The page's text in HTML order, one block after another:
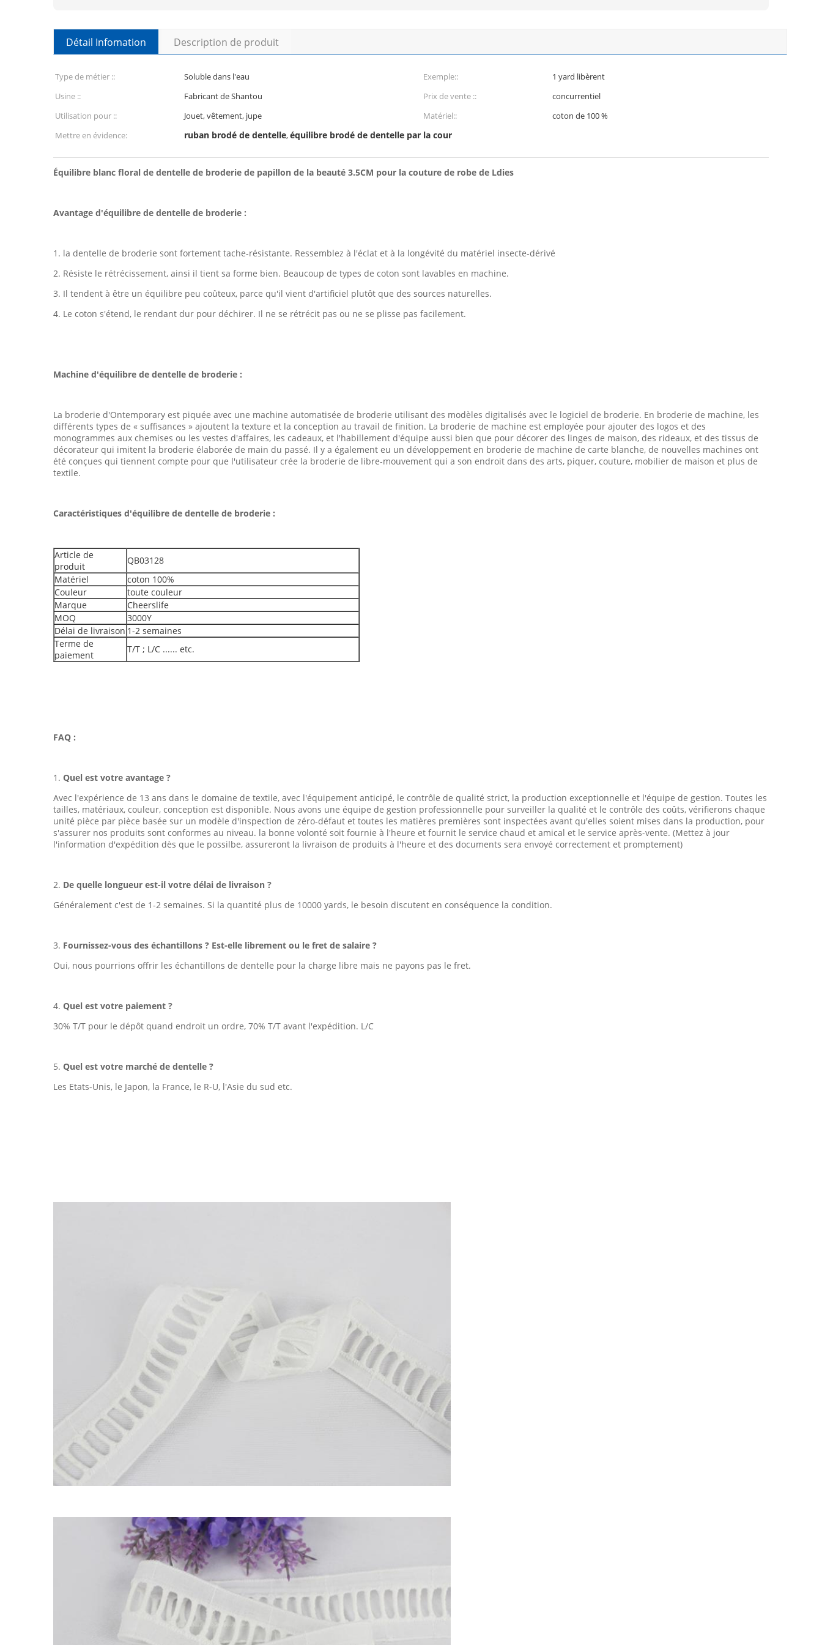
Détail Infomation Description de produit
Type de métier :: Soluble dans l'eau Exemple::
1 yard libèrent
Usine ::
Fabricant de Shantou Prix de vente ::
concurrentiel
Utilisation pour ::
Jouet, vêtement, jupe Matériel::
coton de 100 %
Mettre en évidence:
ruban brodé de dentelle,équilibre brodé de dentelle par la cour
Équilibre blanc floral de dentelle de broderie de papillon de la beauté 3.5CM pour la couture de robe de Ldies
Avantage d'équilibre de dentelle de broderie :
1. la dentelle de broderie sont fortement tache-résistante. Ressemblez à l'éclat et à la longévité du matériel insecte-dérivé
2. Résiste le rétrécissement, ainsi il tient sa forme bien. Beaucoup de types de coton sont lavables en machine.
3. Il tendent à être un équilibre peu coûteux, parce qu'il vient d'artificiel plutôt que des sources naturelles.
4. Le coton s'étend, le rendant dur pour déchirer. Il ne se rétrécit pas ou ne se plisse pas facilement.
Machine d'équilibre de dentelle de broderie :
La broderie d'Ontemporary est piquée avec une machine automatisée de broderie utilisant des modèles digitalisés avec le logiciel de broderie. En broderie de machine, les
différents types de « suffisances » ajoutent la texture et la conception au travail de finition. La broderie de machine est employée pour ajouter des logos et des
monogrammes aux chemises ou les vestes d'affaires, les cadeaux, et l'habillement d'équipe aussi bien que pour décorer des linges de maison, des rideaux, et des tissus de
décorateur qui imitent la broderie élaborée de main du passé. Il y a également eu un développement en broderie de machine de carte blanche, de nouvelles machines ont
été conçues qui tiennent compte pour que l'utilisateur crée la broderie de libre-mouvement qui a son endroit dans des arts, piquer, couture, mobilier de maison et plus de
textile.
Caractéristiques d'équilibre de dentelle de broderie :
Article de
produit
QB03128
Matériel
coton 100%
Couleur
toute couleur
Marque
Cheerslife
MOQ
3000Y
Délai de livraison 1-2 semaines
Terme de
paiement
T/T ; L/C ...... etc.
FAQ :
1. Quel est votre avantage ?
Avec l'expérience de 13 ans dans le domaine de textile, avec l'équipement anticipé, le contrôle de qualité strict, la production exceptionnelle et l'équipe de gestion. Toutes les
tailles, matériaux, couleur, conception est disponible. Nous avons une équipe de gestion professionnelle pour surveiller la qualité et le contrôle des coûts, vérifierons chaque
unité pièce par pièce basée sur un modèle d'inspection de zéro-défaut et toutes les matières premières sont inspectées avant qu'elles soient mises dans la production, pour
s'assurer nos produits sont conformes au niveau. la bonne volonté soit fournie à l'heure et fournit le service chaud et amical et le service après-vente. (Mettez à jour
l'information d'expédition dès que le possilbe, assureront la livraison de produits à l'heure et des documents sera envoyé correctement et promptement)
2. De quelle longueur est-il votre délai de livraison ?
Généralement c'est de 1-2 semaines. Si la quantité plus de 10000 yards, le besoin discutent en conséquence la condition.
3. Fournissez-vous des échantillons ? Est-elle librement ou le fret de salaire ?
Oui, nous pourrions offrir les échantillons de dentelle pour la charge libre mais ne payons pas le fret.
4. Quel est votre paiement ?
30% T/T pour le dépôt quand endroit un ordre, 70% T/T avant l'expédition. L/C
5. Quel est votre marché de dentelle ?
Les Etats-Unis, le Japon, la France, le R-U, l'Asie du sud etc.